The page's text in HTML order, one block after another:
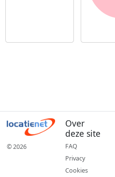
© 2026
Over
deze site
FAQ
Privacy
Cookies